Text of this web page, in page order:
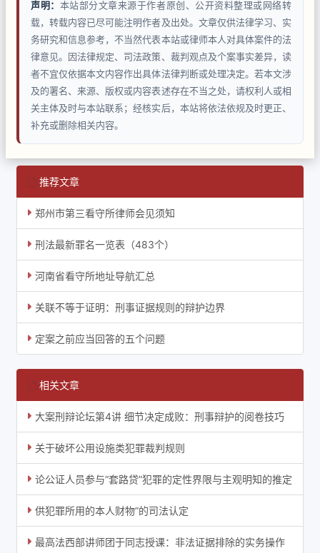
声明： 本站部分文章来源于作者原创、公开资料整理或网络转
载，转载内容已尽可能注明作者及出处。文章仅供法律学习、实
务研究和信息参考，不当然代表本站或律师本人对具体案件的法
律意见。因法律规定、司法政策、裁判观点及个案事实差异，读
者不宜仅依据本文内容作出具体法律判断或处理决定。若本文涉
及的署名、来源、版权或内容表述存在不当之处，请权利人或相
关主体及时与本站联系；经核实后，本站将依法依规及时更正、
补充或删除相关内容。
推荐文章
郑州市第三看守所律师会见须知
刑法最新罪名一览表（483个）
河南省看守所地址导航汇总
关联不等于证明：刑事证据规则的辩护边界
定案之前应当回答的五个问题
相关文章
大案刑辩论坛第4讲 细节决定成败：刑事辩护的阅卷技巧
关于破坏公用设施类犯罪裁判规则
论公证人员参与“套路贷”犯罪的定性界限与主观明知的推定
供犯罪所用的本人财物”的司法认定
最高法西部讲师团于同志授课：非法证据排除的实务操作